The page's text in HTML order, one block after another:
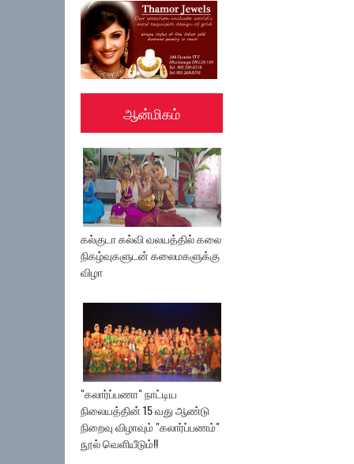
ஆன்மிகம்
கல்குடா கல்வி வலயத்தில் கலை
நிகழ்வுகளுடன் கலைமகளுக்கு
விழா
"கலார்ப்பணா" நாட்டிய
நிலையத்தின் 15 வது ஆண்டு
நிறைவு விழாவும் "கலார்ப்பணம்"
நூல் வெளியீடும்!!